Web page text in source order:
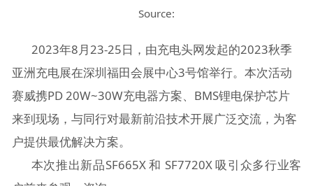
Source:
2023年8月23-25日，由充电头网发起的2023秋季
亚洲充电展在深圳福田会展中心3号馆举行。本次活动
赛威携PD 20W~30W充电器方案、BMS锂电保护芯片
来到现场，与同行对最新前沿技术开展广泛交流，为客
户提供最优解决方案。
本次推出新品SF665X 和 SF7720X 吸引众多行业客